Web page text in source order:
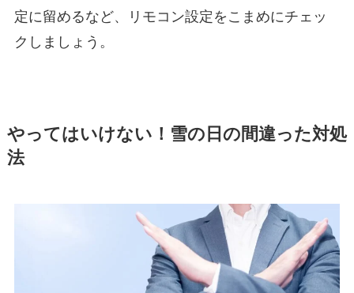
定に留めるなど、リモコン設定をこまめにチェッ
ク しましょう。
やってはいけない！雪の日の間違った対処
法